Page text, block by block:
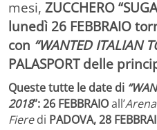
mesi, ZUCCHERO
lunedì 26 FEBBRAIO
con “WANTED ITALIAN
PALASPORT delle
Queste tutte le date di
2018”:26 FEBBRAIOall’
Fieredi PADOVA, 28